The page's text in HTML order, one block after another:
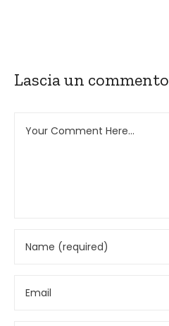
Lascia un commento